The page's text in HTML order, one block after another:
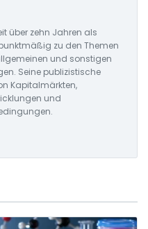
über zehn Jahren als
zu den Themen
und sonstigen
Seine publizistische
Kapitalmärkten,
und